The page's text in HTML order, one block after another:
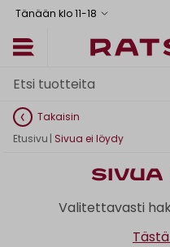
Tänään klo 11-18
Takaisin
Etusivu | Sivua ei löydy
Sivua
Valitettavasti